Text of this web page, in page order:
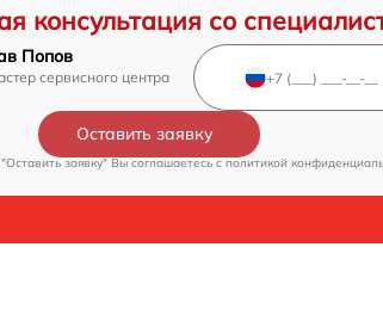
консультация со
Попов
сервисного центра
Оставить заявку
заявку" Вы соглашаетесь c политикой